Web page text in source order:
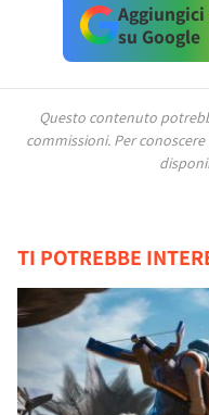
su Google
Questo contenuto
commissioni. Per
TI POTREBBE